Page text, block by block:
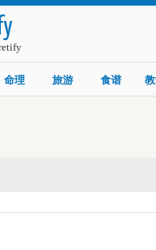
命理 旅游 食谱